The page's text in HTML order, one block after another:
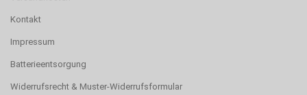
Kontakt
Impressum
Batterieentsorgung
Widerrufsrecht & Muster-Widerrufsformular